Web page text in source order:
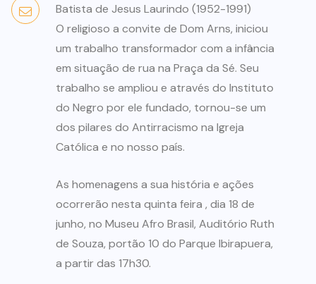
Batista de Jesus Laurindo (1952-1991)
O religioso a convite de Dom Arns, iniciou
um trabalho transformador com a infância
em situação de rua na Praça da Sé. Seu
trabalho se ampliou e através do Instituto
do Negro por ele fundado, tornou-se um
dos pilares do Antirracismo na Igreja
Católica e no nosso país.
As homenagens a sua história e ações
ocorrerão nesta quinta feira , dia 18 de
junho, no Museu Afro Brasil, Auditório Ruth
de Souza, portão 10 do Parque Ibirapuera,
a partir das 17h30.